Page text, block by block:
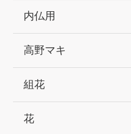
内仏用
高野マキ
組花
花